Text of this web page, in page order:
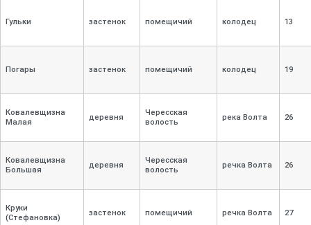
Гульки застенок помещичий колодец 13
Погары застенок помещичий колодец 19
Ковалевщизна
Малая
деревня
Чересская
волость
река Волта 26
Ковалевщизна
Большая
деревня
Чересская
волость
речка Волта 26
Круки
(Стефановка)
застенок помещичий речка Волта 27